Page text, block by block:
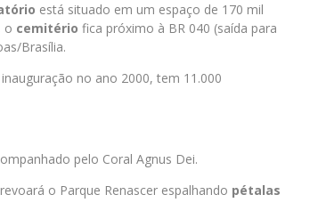
está situado em um espaço de 170 mil
o cemitério fica próximo à BR 040 (saída para
Brasília.
no ano 2000, tem 11.000
pelo Coral Agnus Dei.
o Parque Renascer espalhando pétalas